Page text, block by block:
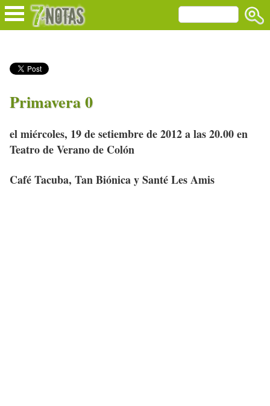
Primavera 0
el miércoles, 19 de setiembre de 2012 a las 20.00 en
Teatro de Verano de Colón
Café Tacuba, Tan Biónica y Santé Les Amis